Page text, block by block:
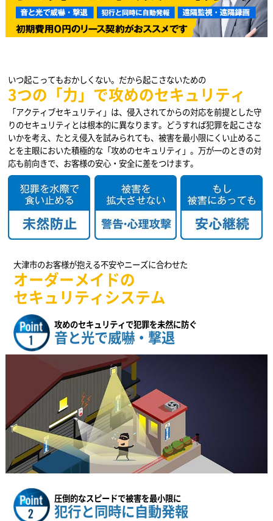
いつ起こってもおかしくない。だから起こさないための
3つの「力」で攻めのセキュリティ
「アクティブセキュリティ」は、侵入されてからの対応を前提とした守
りのセキュリティとは根本的に異なります。どうすれば犯罪を起こさな
いかを考え、たとえ侵入を試みられても、被害を最小限にくい止めるこ
とを主眼においた積極的な「攻めのセキュリティ」。万が一のときの対
応も前向きで、お客様の安心・安全に差をつけます。
大津市のお客様が抱える不安やニーズに合わせた
オーダーメイドの
セキュリティシステム
攻めのセキュリティで犯罪を未然に防ぐ
音と光で威嚇・撃退
圧倒的なスピードで被害を最小限に
犯行と同時に自動発報